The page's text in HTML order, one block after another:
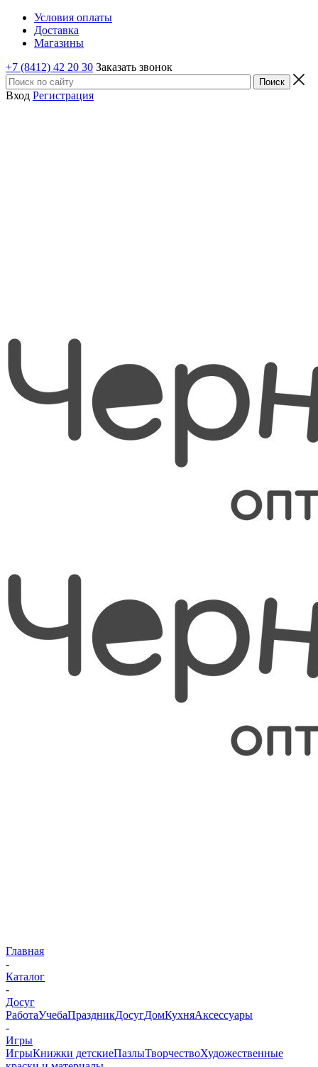
Условия оплаты
Доставка
Магазины
+7 (8412) 42 20 30 Заказать звонок
Вход Регистрация
Главная
-
Каталог
-
Досуг
РаботаУчебаПраздникДосугДомКухняАксессуары
-
Игры
ИгрыКнижки детскиеПазлыТворчествоХудожественные